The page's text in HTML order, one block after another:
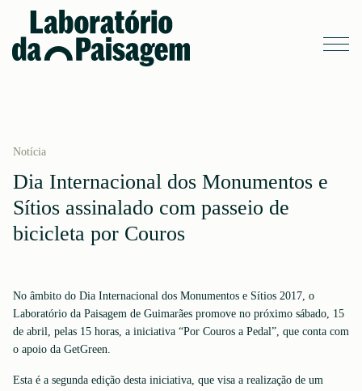
Notícia
Dia Internacional dos Monumentos e
Sítios assinalado com passeio de
bicicleta por Couros
No âmbito do Dia Internacional dos Monumentos e Sítios 2017, o
Laboratório da Paisagem de Guimarães promove no próximo sábado, 15
de abril, pelas 15 horas, a iniciativa “Por Couros a Pedal”, que conta com
o apoio da GetGreen.
Esta é a segunda edição desta iniciativa, que visa a realização de um